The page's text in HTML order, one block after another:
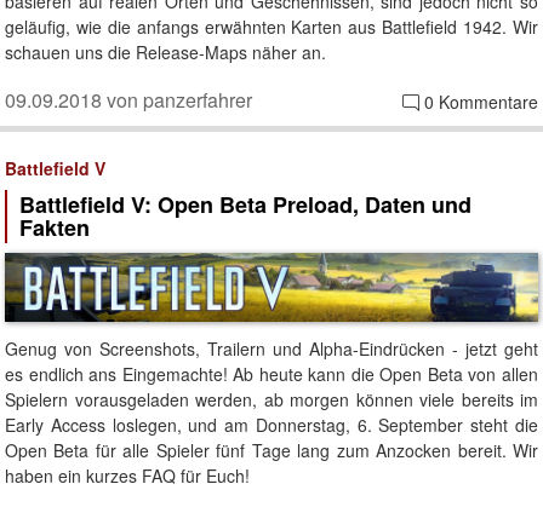
geläufig, wie die anfangs erwähnten Karten aus Battlefield 1942. Wir
schauen uns die Release-Maps näher an.
0 Kommentare
09.09.2018 von panzerfahrer
Battlefield V
Battlefield V: Open Beta Preload, Daten und
Fakten
Genug von Screenshots, Trailern und Alpha-Eindrücken - jetzt geht
es endlich ans Eingemachte! Ab heute kann die Open Beta von allen
Spielern vorausgeladen werden, ab morgen können viele bereits im
Early Access loslegen, und am Donnerstag, 6. September steht die
Open Beta für alle Spieler fünf Tage lang zum Anzocken bereit. Wir
haben ein kurzes FAQ für Euch!